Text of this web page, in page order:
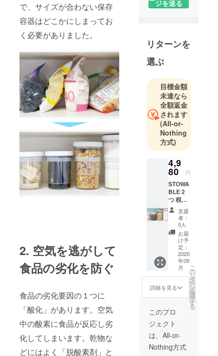
で、サイズが合わない保存
容器はどこかにしまってお
く必要がありました。
2. 空気を逃がして
食品の劣化を防ぐ
食品の劣化要因の１つに
「酸化」があります。空気
中の酸素に食品が反応し劣
化してしまいます。乾物な
どにはよく「脱酸素剤」と
ジを送る
リターンを
選ぶ
目標金額
未達なら
全額返金
されます
(All-or-
Nothing
方式)
4,9
80 円
STOWA
BLE 2
つ 税込
み・送
料無料
支援
者：
0人
お届
け予
定：
2020
年09
月
詳細を見る
こ
の
リ
タ
ー
ン
を
選
択
す
る
このプロ
ジェクト
は、All-or-
Nothing方式